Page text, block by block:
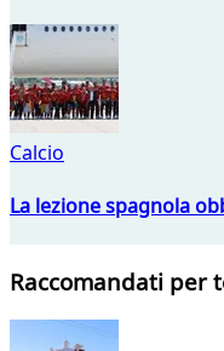
Calcio
La lezione spagnola
Raccomandati per